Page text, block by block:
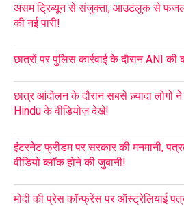
असम ट्रिब्यून से संजुक्ता, आउटलुक से
की नई पारी!
छात्रों पर पुलिस कार्रवाई के दौरान ANI
छात्र आंदोलन के दौरान सबसे ज़्यादा लोगों
Hindu के वीडियोज़ देखे!
इंटरनेट फ्रीडम पर सरकार की मनमानी,
वीडियो ब्लॉक होने की जुबानी!
मोदी की प्रेस कॉन्फ्रेंस पर ऑस्ट्रेलियाई